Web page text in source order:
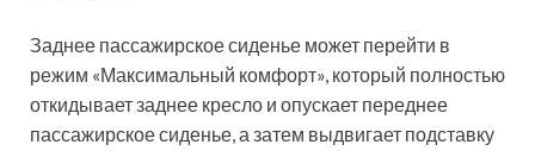
Заднее пассажирское сиденье может перейти в
режим «Максимальный комфорт», который полностью
откидывает заднее кресло и опускает переднее
пассажирское сиденье, а затем выдвигает подставку